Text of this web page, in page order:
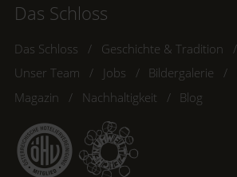
Das Schloss
Das Schloss Geschichte & Tradition
Unser Team
Jobs Bildergalerie
Magazin
Nachhaltigkeit Blog